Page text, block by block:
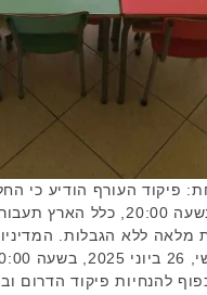
ביוני 2025, בשעה 20:00,
מלאה ללא הגבלות.
להנחיות פיקוד הדרום